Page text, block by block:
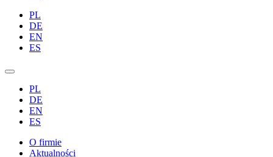
PL
DE
EN
ES
PL
DE
EN
ES
O firmie
Aktualności